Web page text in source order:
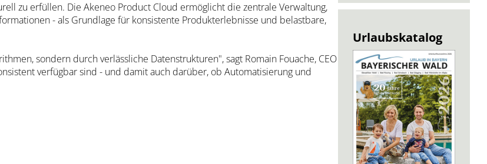
zu erfüllen. Die Akeneo Product Cloud ermöglicht die zentrale Verwaltung,
- als Grundlage für konsistente Produkterlebnisse und belastbare,
sondern durch verlässliche Datenstrukturen", sagt Romain Fouache, CEO
verfügbar sind - und damit auch darüber, ob Automatisierung und
Urlaubskatalog